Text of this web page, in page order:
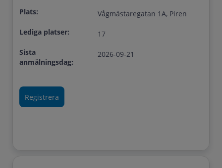
Plats:
Vågmästaregatan 1A, Piren
Lediga platser:
17
Sista
anmälningsdag:
2026-09-21